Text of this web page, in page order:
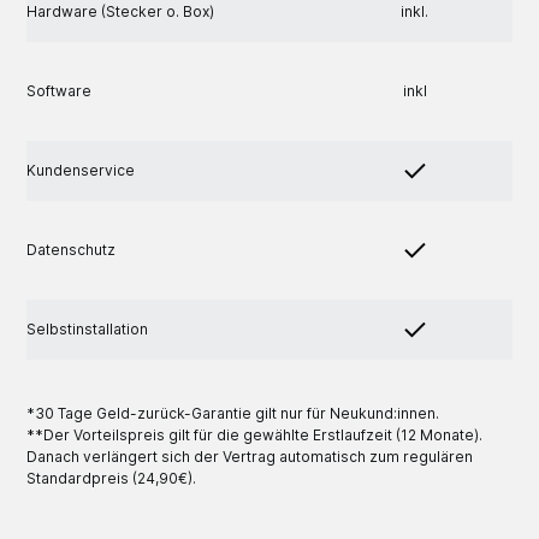
Hardware (Stecker o. Box) inkl.
Software inkl
Kundenservice
Datenschutz
Selbstinstallation
*30 Tage Geld-zurück-Garantie gilt nur für Neukund:innen.
**Der Vorteilspreis gilt für die gewählte Erstlaufzeit (12 Monate).
Danach verlängert sich der Vertrag automatisch zum regulären
Standardpreis (24,90€).